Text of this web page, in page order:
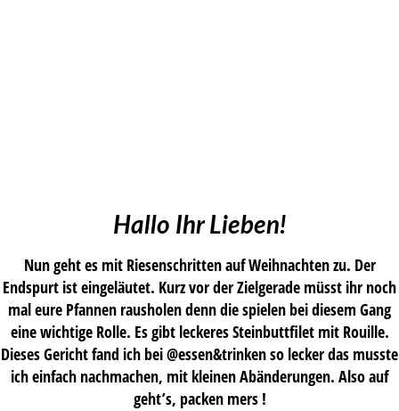
Hallo Ihr Lieben!
Nun geht es mit Riesenschritten auf Weihnachten zu. Der
Endspurt ist eingeläutet. Kurz vor der Zielgerade müsst ihr noch
mal eure Pfannen rausholen denn die spielen bei diesem Gang
eine wichtige Rolle. Es gibt leckeres Steinbuttfilet mit Rouille.
Dieses Gericht fand ich bei @essen&trinken so lecker das musste
ich einfach nachmachen, mit kleinen Abänderungen. Also auf
geht’s, packen mers !